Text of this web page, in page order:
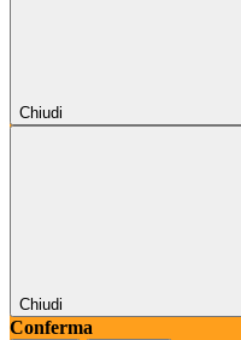
Chiudi
Chiudi
Conferma